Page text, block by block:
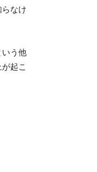
なけ
いう他
起こ